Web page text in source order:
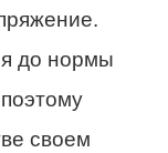
до нормы
своем